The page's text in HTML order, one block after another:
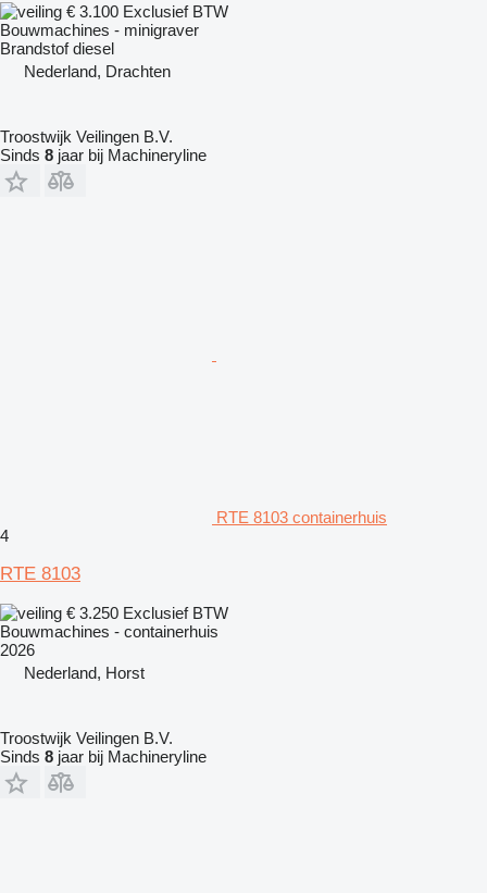
€ 3.100 Exclusief BTW
Bouwmachines - minigraver
Brandstof diesel
Nederland, Drachten
Troostwijk Veilingen B.V.
Sinds 8 jaar bij Machineryline
RTE 8103 containerhuis
4
RTE 8103
€ 3.250 Exclusief BTW
Bouwmachines - containerhuis
2026
Nederland, Horst
Troostwijk Veilingen B.V.
Sinds 8 jaar bij Machineryline